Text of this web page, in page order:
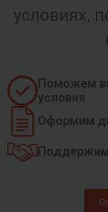
условиях,
Поможем
условия
Оформим
Поддержим